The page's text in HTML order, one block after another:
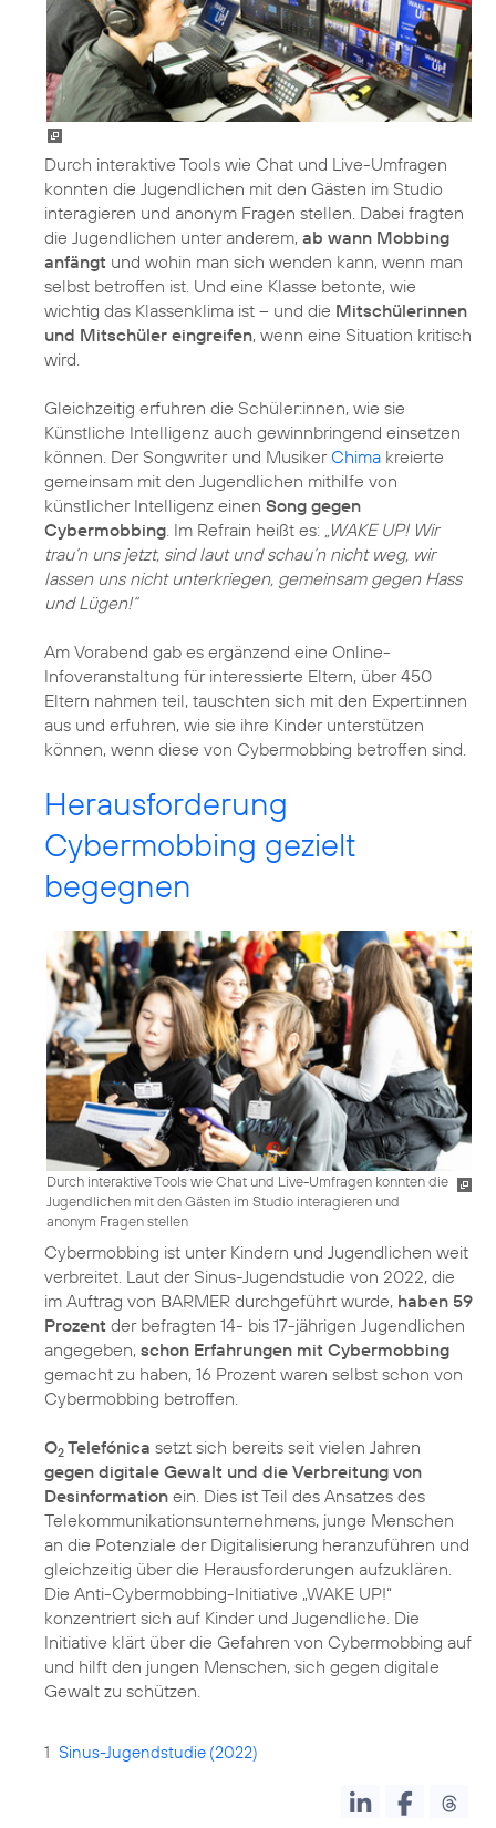
Durch interaktive Tools wie Chat und Live-Umfragen
konnten die Jugendlichen mit den Gästen im Studio
interagieren und anonym Fragen stellen. Dabei fragten
die Jugendlichen unter anderem, ab wann Mobbing
anfängt und wohin man sich wenden kann, wenn man
selbst betroffen ist. Und eine Klasse betonte, wie
wichtig das Klassenklima ist – und die Mitschülerinnen
und Mitschüler eingreifen, wenn eine Situation kritisch
wird.
Gleichzeitig erfuhren die Schüler:innen, wie sie
Künstliche Intelligenz auch gewinnbringend einsetzen
können. Der Songwriter und MusikerChima kreierte
gemeinsam mit den Jugendlichen mithilfe von
künstlicher Intelligenz einen Song gegen
Cybermobbing. Im Refrain heißt es: „WAKE UP! Wir
trau’n uns jetzt, sind laut und schau’n nicht weg, wir
lassen uns nicht unterkriegen, gemeinsam gegen Hass
und Lügen!“
Am Vorabend gab es ergänzend eine Online-
Infoveranstaltung für interessierte Eltern, über 450
Eltern nahmen teil, tauschten sich mit den Expert:innen
aus und erfuhren, wie sie ihre Kinder unterstützen
können, wenn diese von Cybermobbing betroffen sind.
Herausforderung
Cybermobbing gezielt
begegnen
Durch interaktive Tools wie Chat und Live-Umfragen konnten die
Jugendlichen mit den Gästen im Studio interagieren und
anonym Fragen stellen
Cybermobbing ist unter Kindern und Jugendlichen weit
verbreitet. Laut der Sinus-Jugendstudie von 2022, die
im Auftrag von BARMER durchgeführt wurde, haben 59
Prozent der befragten 14- bis 17-jährigen Jugendlichen
angegeben, schon Erfahrungen mit Cybermobbing
gemacht zu haben, 16 Prozent waren selbst schon von
Cybermobbing betroffen.
O2 Telefónica setzt sich bereits seit vielen Jahren
gegen digitale Gewalt und die Verbreitung von
Desinformation ein. Dies ist Teil des Ansatzes des
Telekommunikations­unternehmens, junge Menschen
an die Potenziale der Digitalisierung heranzuführen und
gleichzeitig über die Herausforderungen aufzuklären.
Die Anti-Cybermobbing-Initiative „WAKE UP!“
konzentriert sich auf Kinder und Jugendliche. Die
Initiative klärt über die Gefahren von Cybermobbing auf
und hilft den jungen Menschen, sich gegen digitale
Gewalt zu schützen.
1 Sinus-Jugendstudie (2022)